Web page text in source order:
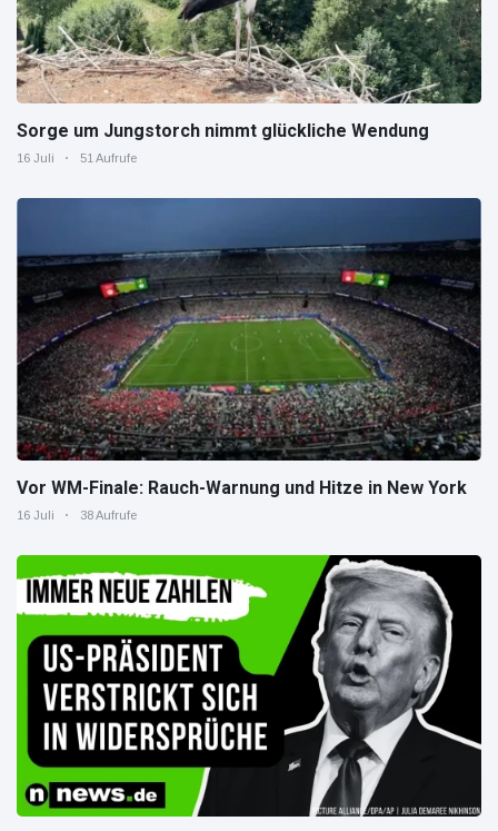
Sorge um Jungstorch nimmt glückliche Wendung
16 Juli 51 Aufrufe
Vor WM-Finale: Rauch-Warnung und Hitze in New York
16 Juli 38 Aufrufe